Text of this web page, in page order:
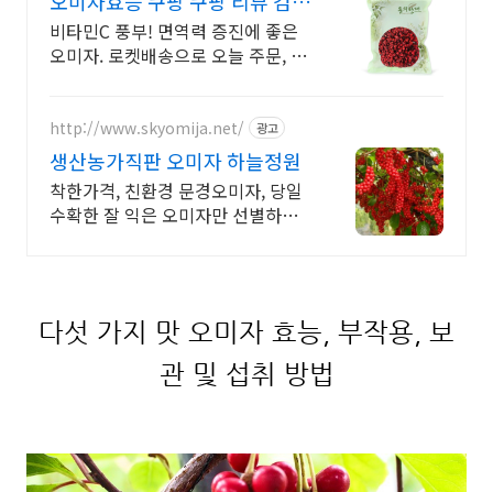
추천
비타민C 풍부! 면역력 증진에 좋은
오미자. 로켓배송으로 오늘 주문, 내
로 건강 관리!
http://www.skyomija.net/ 광고
생산농가직판 오미자 하늘정원
착한가격, 친환경 문경오미자, 당일
수확한 잘 익은 오미자만 선별하여
다섯 가지 맛 오미자 효능, 부작용, 보
관 및 섭취 방법